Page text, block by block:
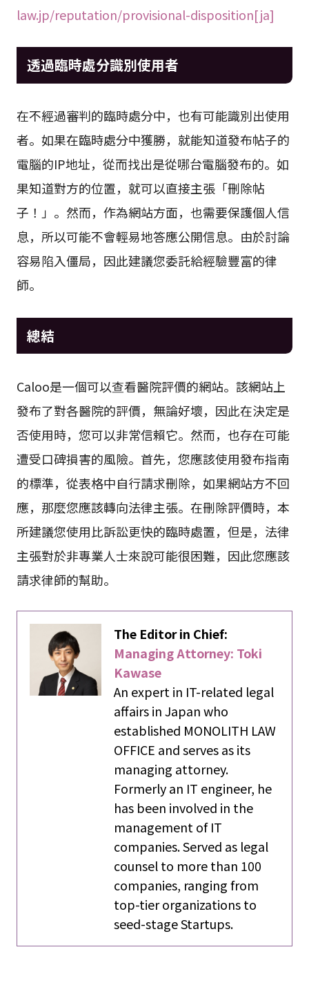
law.jp/reputation/provisional-disposition[ja]
透過臨時處分識別使用者
在不經過審判的臨時處分中，也有可能識別出使用
者。如果在臨時處分中獲勝，就能知道發布帖子的
電腦的IP地址，從而找出是從哪台電腦發布的。如
果知道對方的位置，就可以直接主張「刪除帖
子！」。然而，作為網站方面，也需要保護個人信
息，所以可能不會輕易地答應公開信息。由於討論
容易陷入僵局，因此建議您委託給經驗豐富的律
師。
總結
Caloo是一個可以查看醫院評價的網站。該網站上
發布了對各醫院的評價，無論好壞，因此在決定是
否使用時，您可以非常信賴它。然而，也存在可能
遭受口碑損害的風險。首先，您應該使用發布指南
的標準，從表格中自行請求刪除，如果網站方不回
應，那麼您應該轉向法律主張。在刪除評價時，本
所建議您使用比訴訟更快的臨時處置，但是，法律
主張對於非專業人士來說可能很困難，因此您應該
請求律師的幫助。
The Editor in Chief:
Managing Attorney: Toki
Kawase
An expert in IT-related legal
affairs in Japan who
established MONOLITH LAW
OFFICE and serves as its
managing attorney.
Formerly an IT engineer, he
has been involved in the
management of IT
companies. Served as legal
counsel to more than 100
companies, ranging from
top-tier organizations to
seed-stage Startups.